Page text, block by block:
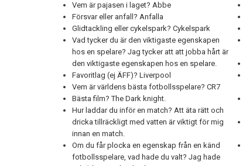
Vem är pajasen i laget? Abbe
Försvar eller anfall? Anfalla
Glidtackling eller cykelspark? Cykelspark
Vad tycker du är den viktigaste egenskapen
hos en spelare? Jag tycker att att jobba hårt är
den viktigaste egenskapen hos en spelare.
Favoritlag (ej ÄFF)? Liverpool
Vem är världens bästa fotbollsspelare? CR7
Bästa film? The Dark knight.
Hur laddar du inför en match? Att äta rätt och
dricka tillräckligt med vatten är viktigt för mig
innan en match.
Om du får plocka en egenskap från en känd
fotbollsspelare, vad hade du valt? Jag hade